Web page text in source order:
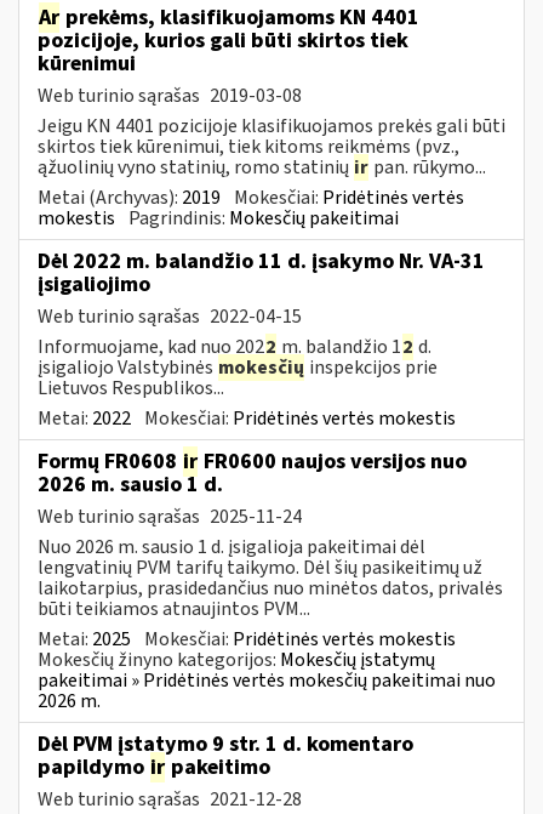
Ar prekėms, klasifikuojamoms KN 4401
pozicijoje, kurios gali būti skirtos tiek
kūrenimui
Web turinio sąrašas 2019-03-08
Jeigu KN 4401 pozicijoje klasifikuojamos prekės gali būti
skirtos tiek kūrenimui, tiek kitoms reikmėms (pvz.,
ąžuolinių vyno statinių, romo statinių ir pan. rūkymo...
Metai (Archyvas): 2019 Mokesčiai: Pridėtinės vertės
mokestis Pagrindinis: Mokesčių pakeitimai
Dėl 2022 m. balandžio 11 d. įsakymo Nr. VA-31
įsigaliojimo
Web turinio sąrašas 2022-04-15
Informuojame, kad nuo 2022 m. balandžio 12 d.
įsigaliojo Valstybinės mokesčių inspekcijos prie
Lietuvos Respublikos...
Metai: 2022 Mokesčiai: Pridėtinės vertės mokestis
Formų FR0608 ir FR0600 naujos versijos nuo
2026 m. sausio 1 d.
Web turinio sąrašas 2025-11-24
Nuo 2026 m. sausio 1 d. įsigalioja pakeitimai dėl
lengvatinių PVM tarifų taikymo. Dėl šių pasikeitimų už
laikotarpius, prasidedančius nuo minėtos datos, privalės
būti teikiamos atnaujintos PVM...
Metai: 2025 Mokesčiai: Pridėtinės vertės mokestis
Mokesčių žinyno kategorijos: Mokesčių įstatymų
pakeitimai » Pridėtinės vertės mokesčių pakeitimai nuo
2026 m.
Dėl PVM įstatymo 9 str. 1 d. komentaro
papildymo ir pakeitimo
Web turinio sąrašas 2021-12-28